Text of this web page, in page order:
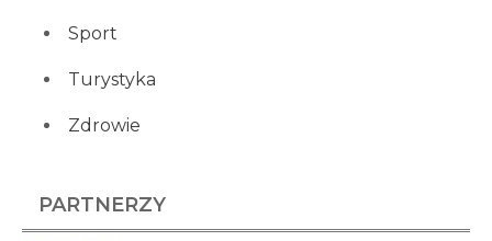
Sport
Turystyka
Zdrowie
PARTNERZY